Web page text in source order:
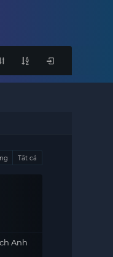
Tất cả
Anh